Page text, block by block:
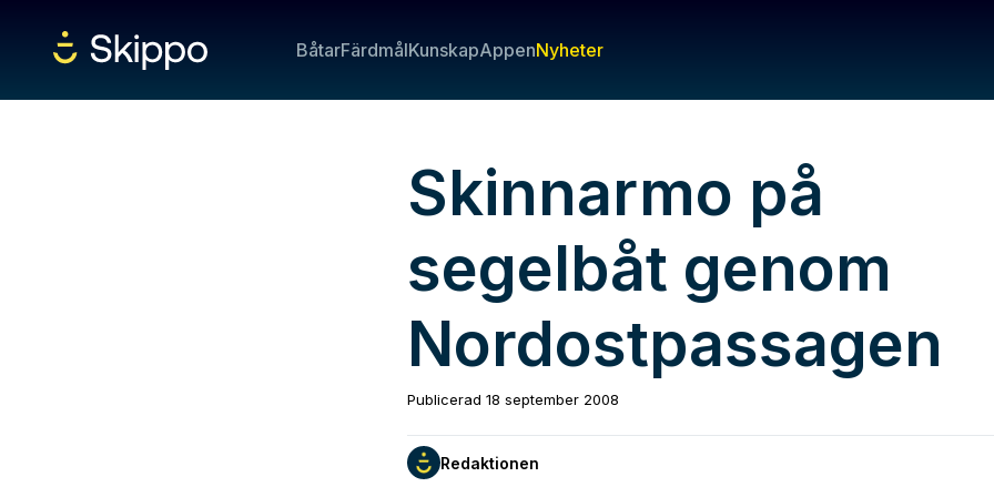
BåtarFärdmålKunskapAppenNyheter
Skinnarmo på
segelbåt genom
Nordostpassagen
Publicerad 18 september 2008
Redaktionen